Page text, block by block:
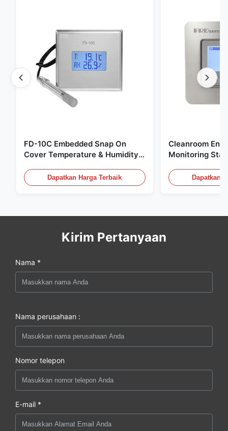
FD-10C Embedded Snap On
Cover Temperature & Humidity
MonitorDapatkan Harga Terbaik
Cleanroom
Monitoring
20mA/RS485
Deteksi Asap
Dapatkan
Kirim Pertanyaan
Nama *
Nama perusahaan :
Nomor telepon
E-mail *